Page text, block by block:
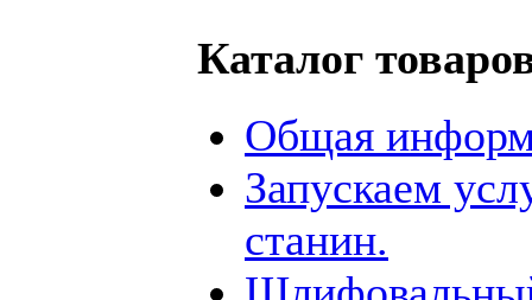
Каталог
Общая
Запускаем
станин.